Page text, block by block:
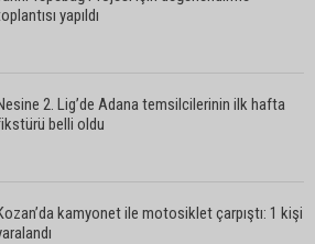
yapıldı
2. Lig’de Adana temsilcilerinin ilk hafta
belli oldu
kamyonet ile motosiklet çarpıştı: 1 kişi